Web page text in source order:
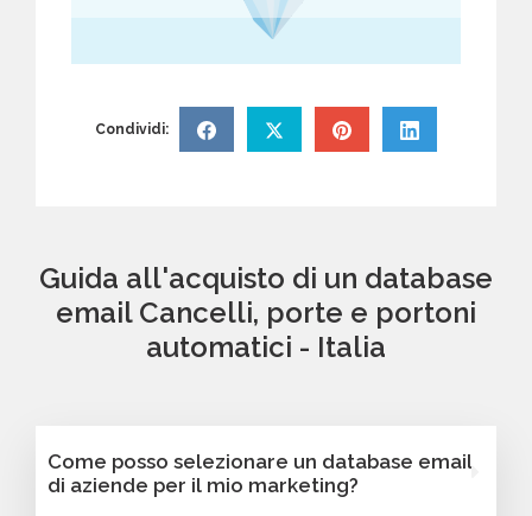
Condividi:
Guida all'acquisto di un database
email Cancelli, porte e portoni
automatici - Italia
Come posso selezionare un database email
di aziende per il mio marketing?